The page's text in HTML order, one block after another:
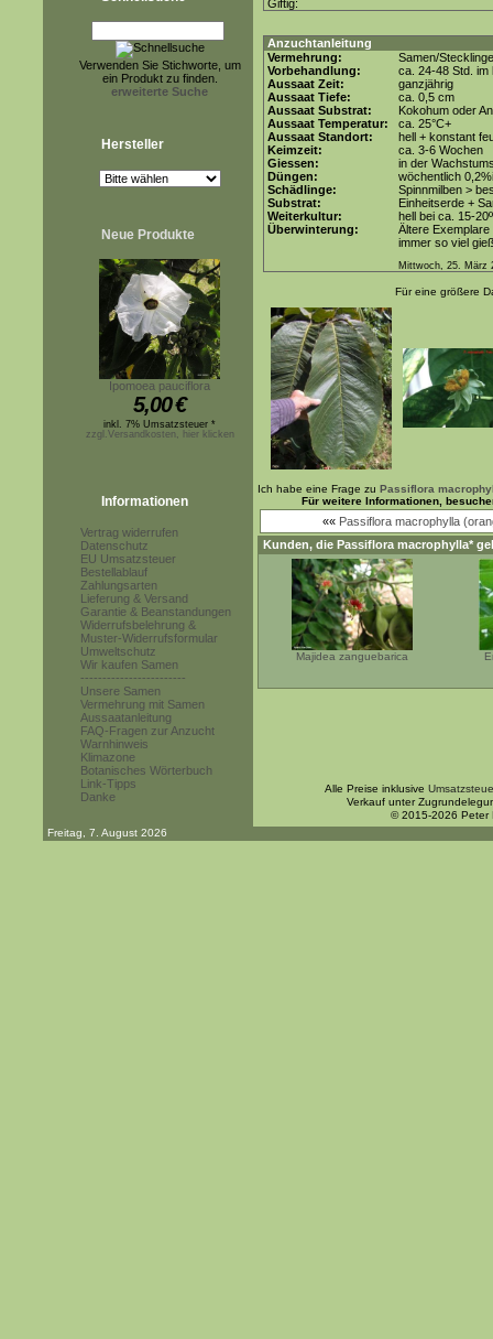
Verwenden Sie Stichworte, um
ein Produkt zu finden.
erweiterte Suche
Hersteller
Neue Produkte
Ipomoea pauciflora
5,00€
inkl. 7% Umsatzsteuer *
zzgl.Versandkosten, hier klicken
Informationen
Vertrag widerrufen
Datenschutz
EU Umsatzsteuer
Bestellablauf
Zahlungsarten
Lieferung & Versand
Garantie & Beanstandungen
Widerrufsbelehrung &
Muster-Widerrufsformular
Umweltschutz
Wir kaufen Samen
------------------------
Unsere Samen
Vermehrung mit Samen
Aussaatanleitung
FAQ-Fragen zur Anzucht
Warnhinweis
Klimazone
Botanisches Wörterbuch
Link-Tipps
Danke
Giftig:
Anzuchtanleitung
Vermehrung:
Samen/
Vorbehandlung:
ca. 24-48 Std. im
Aussaat Zeit:
ganzjährig
Aussaat Tiefe:
ca. 0,5 cm
Aussaat Substrat:
Kokohum oder
Aussaat Temperatur:
ca. 25°C+
Aussaat Standort:
hell + konstant
Keimzeit:
ca. 3-6 Wochen
Giessen:
in der
Düngen:
wöchentlich
Schädlinge:
Spinnmilben >
Substrat:
Einheitserde +
Weiterkultur:
hell bei ca. 15-
Überwinterung:
Ältere
immer so viel
Mittwoch, 25. März
Für eine größere
Ich habe eine Frage zu Passiflora
Für weitere Informationen,
«« Passiflora macrophylla
Kunden, die Passiflora macrophylla*
Majidea zanguebarica
Alle Preise inklusive
Verkauf unter
© 2015-2026 Peter
Freitag, 7. August 2026